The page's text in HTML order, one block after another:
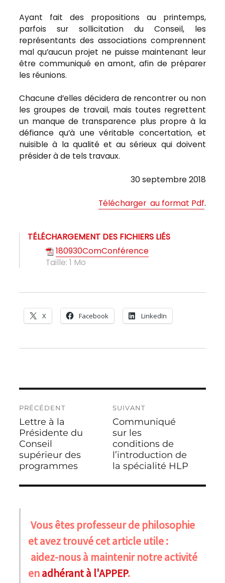
Ayant fait des propositions au printemps,
parfois sur sollicitation du Conseil, les
représentants des associations comprennent
mal qu’aucun projet ne puisse maintenant leur
être communiqué en amont, afin de préparer
les réunions.
Chacune d’elles décidera de rencontrer ou non
les groupes de travail, mais toutes regrettent
un manque de transparence plus propre à la
défiance qu’à une véritable concertation, et
nuisible à la qualité et au sérieux qui doivent
présider à de tels travaux.
30 septembre 2018
Télécharger au format Pdf.
TÉLÉCHARGEMENT DES FICHIERS LIÉS
180930ComConférence
Taille: 1 Mo
X Facebook LinkedIn
de
l’article
PRÉCÉDENT
Publication
précédente :
Lettre à la
Présidente du
Conseil
supérieur des
programmes
SUIVANT
Publication
suivante :
Communiqué
sur les
conditions de
l’introduction de
la spécialité HLP
Vous êtes professeur de philosophie
et avez trouvé cet article utile :
aidez-nous à maintenir notre activité
enadhérant à l'APPEP.